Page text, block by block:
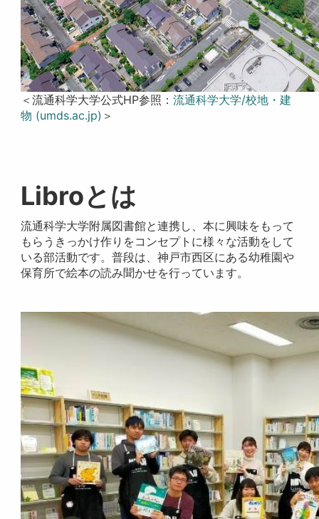
＜流通科学大学公式HP参照：流通科学大学/校地・建
物 (umds.ac.jp) ＞
Libroとは
流通科学大学附属図書館と連携し、本に興味をもって
もらうきっかけ作りをコンセプトに様々な活動をして
いる部活動です。普段は、神戸市西区にある幼稚園や
保育所で絵本の読み聞かせを行っています。